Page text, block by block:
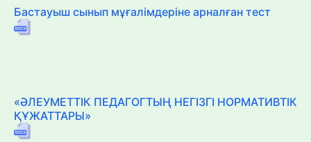
Бастауыш сынып мұғалімдеріне арналған тест
«ӘЛЕУМЕТТІК ПЕДАГОГТЫҢ НЕГІЗГІ НОРМАТИВТІК
ҚҰЖАТТАРЫ»